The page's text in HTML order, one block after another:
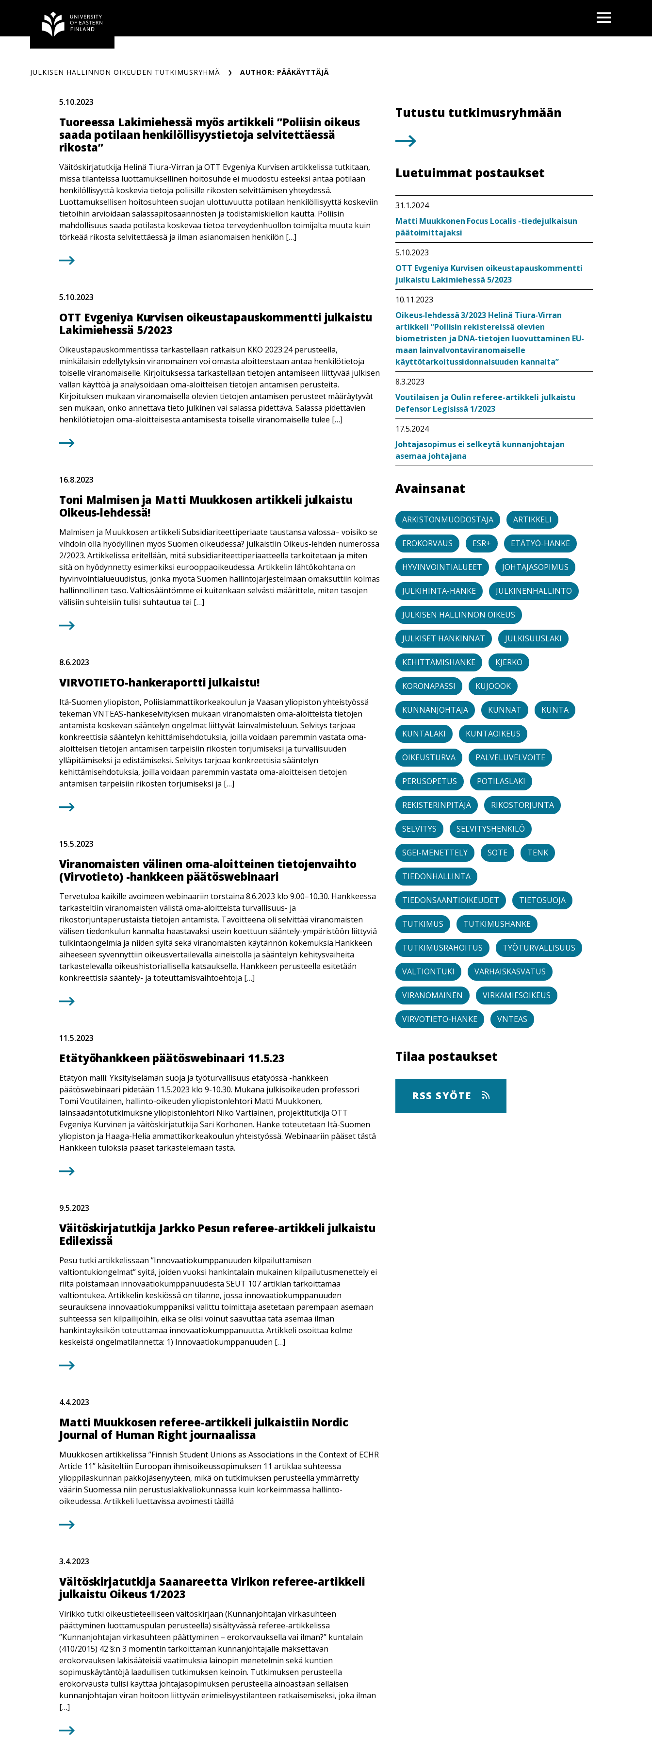
JULKISEN HALLINNON OIKEUDEN TUTKIMUSRYHMÄ AUTHOR: PÄÄKÄYTTÄJÄ
5.10.2023
Tuoreessa Lakimiehessä myös artikkeli ”Poliisin oikeus
saada potilaan henkilöllisyystietoja selvitettäessä
rikosta”
Väitöskirjatutkija Helinä Tiura-Virran ja OTT Evgeniya Kurvisen artikkelissa tutkitaan,
missä tilanteissa luottamuksellinen hoitosuhde ei muodostu esteeksi antaa potilaan
henkilöllisyyttä koskevia tietoja poliisille rikosten selvittämisen yhteydessä.
Luottamuksellisen hoitosuhteen suojan ulottuvuutta potilaan henkilöllisyyttä koskeviin
tietoihin arvioidaan salassapitosäännösten ja todistamiskiellon kautta. Poliisin
mahdollisuus saada potilasta koskevaa tietoa terveydenhuollon toimijalta muuta kuin
törkeää rikosta selvitettäessä ja ilman asianomaisen henkilön […]
5.10.2023
OTT Evgeniya Kurvisen oikeustapauskommentti julkaistu
Lakimiehessä 5/2023
Oikeustapauskommentissa tarkastellaan ratkaisun KKO 2023:24 perusteella,
minkälaisin edellytyksin viranomainen voi omasta aloitteestaan antaa henkilötietoja
toiselle viranomaiselle. Kirjoituksessa tarkastellaan tietojen antamiseen liittyvää julkisen
vallan käyttöä ja analysoidaan oma-aloitteisen tietojen antamisen perusteita.
Kirjoituksen mukaan viranomaisella olevien tietojen antamisen perusteet määräytyvät
sen mukaan, onko annettava tieto julkinen vai salassa pidettävä. Salassa pidettävien
henkilötietojen oma-aloitteisesta antamisesta toiselle viranomaiselle tulee […]
16.8.2023
Toni Malmisen ja Matti Muukkosen artikkeli julkaistu
Oikeus-lehdessä!
Malmisen ja Muukkosen artikkeli Subsidiariteettiperiaate taustansa valossa– voisiko se
vihdoin olla hyödyllinen myös Suomen oikeudessa? julkaistiin Oikeus-lehden numerossa
2/2023. Artikkelissa eritellään, mitä subsidiariteettiperiaatteella tarkoitetaan ja miten
sitä on hyödynnetty esimerkiksi eurooppaoikeudessa. Artikkelin lähtökohtana on
hyvinvointialueuudistus, jonka myötä Suomen hallintojärjestelmään omaksuttiin kolmas
hallinnollinen taso. Valtiosääntömme ei kuitenkaan selvästi määrittele, miten tasojen
välisiin suhteisiin tulisi suhtautua tai […]
8.6.2023
VIRVOTIETO-hankeraportti julkaistu!
Itä-Suomen yliopiston, Poliisiammattikorkeakoulun ja Vaasan yliopiston yhteistyössä
tekemän VNTEAS-hankeselvityksen mukaan viranomaisten oma-aloitteista tietojen
antamista koskevan sääntelyn ongelmat liittyvät lainvalmisteluun. Selvitys tarjoaa
konkreettisia sääntelyn kehittämisehdotuksia, joilla voidaan paremmin vastata oma-
aloitteisen tietojen antamisen tarpeisiin rikosten torjumiseksi ja turvallisuuden
ylläpitämiseksi ja edistämiseksi. Selvitys tarjoaa konkreettisia sääntelyn
kehittämisehdotuksia, joilla voidaan paremmin vastata oma-aloitteisen tietojen
antamisen tarpeisiin rikosten torjumiseksi ja […]
15.5.2023
Viranomaisten välinen oma-aloitteinen tietojenvaihto
(Virvotieto) -hankkeen päätöswebinaari
Tervetuloa kaikille avoimeen webinaariin torstaina 8.6.2023 klo 9.00–10.30. Hankkeessa
tarkasteltiin viranomaisten välistä oma-aloitteista turvallisuus- ja
rikostorjuntaperustaista tietojen antamista. Tavoitteena oli selvittää viranomaisten
välisen tiedonkulun kannalta haastavaksi usein koettuun sääntely-ympäristöön liittyviä
tulkintaongelmia ja niiden syitä sekä viranomaisten käytännön kokemuksia.Hankkeen
aiheeseen syvennyttiin oikeusvertailevalla aineistolla ja sääntelyn kehitysvaiheita
tarkastelevalla oikeushistoriallisella katsauksella. Hankkeen perusteella esitetään
konkreettisia sääntely- ja toteuttamisvaihtoehtoja […]
11.5.2023
Etätyöhankkeen päätöswebinaari 11.5.23
Etätyön malli: Yksityiselämän suoja ja työturvallisuus etätyössä -hankkeen
päätöswebinaari pidetään 11.5.2023 klo 9-10.30. Mukana julkisoikeuden professori
Tomi Voutilainen, hallinto-oikeuden yliopistonlehtori Matti Muukkonen,
lainsäädäntötutkimuksne yliopistonlehtori Niko Vartiainen, projektitutkija OTT
Evgeniya Kurvinen ja väitöskirjatutkija Sari Korhonen. Hanke toteutetaan Itä-Suomen
yliopiston ja Haaga-Helia ammattikorkeakoulun yhteistyössä. Webinaariin pääset tästä
Hankkeen tuloksia pääset tarkastelemaan tästä.
9.5.2023
Väitöskirjatutkija Jarkko Pesun referee-artikkeli julkaistu
Edilexissä
Pesu tutki artikkelissaan ”Innovaatiokumppanuuden kilpailuttamisen
valtiontukiongelmat” syitä, joiden vuoksi hankintalain mukainen kilpailutusmenettely ei
riitä poistamaan innovaatiokumppanuudesta SEUT 107 artiklan tarkoittamaa
valtiontukea. Artikkelin keskiössä on tilanne, jossa innovaatiokumppanuuden
seurauksena innovaatiokumppaniksi valittu toimittaja asetetaan parempaan asemaan
suhteessa sen kilpailijoihin, eikä se olisi voinut saavuttaa tätä asemaa ilman
hankintayksikön toteuttamaa innovaatiokumppanuutta. Artikkeli osoittaa kolme
keskeistä ongelmatilannetta: 1) Innovaatiokumppanuuden […]
4.4.2023
Matti Muukkosen referee-artikkeli julkaistiin Nordic
Journal of Human Right journaalissa
Muukkosen artikkelissa ”Finnish Student Unions as Associations in the Context of ECHR
Article 11” käsiteltiin Euroopan ihmisoikeussopimuksen 11 artiklaa suhteessa
ylioppilaskunnan pakkojäsenyyteen, mikä on tutkimuksen perusteella ymmärretty
väärin Suomessa niin perustuslakivaliokunnassa kuin korkeimmassa hallinto-
oikeudessa. Artikkeli luettavissa avoimesti täällä
3.4.2023
Väitöskirjatutkija Saanareetta Virikon referee-artikkeli
julkaistu Oikeus 1/2023
Virikko tutki oikeustieteelliseen väitöskirjaan (Kunnanjohtajan virkasuhteen
päättyminen luottamuspulan perusteella) sisältyvässä referee-artikkelissa
”Kunnanjohtajan virkasuhteen päättyminen – erokorvauksella vai ilman?” kuntalain
(410/2015) 42 §:n 3 momentin tarkoittaman kunnanjohtajalle maksettavan
erokorvauksen lakisääteisiä vaatimuksia lainopin menetelmin sekä kuntien
sopimuskäytäntöjä laadullisen tutkimuksen keinoin. Tutkimuksen perusteella
erokorvausta tulisi käyttää johtajasopimuksen perusteella ainoastaan sellaisen
kunnanjohtajan viran hoitoon liittyvän erimielisyystilanteen ratkaisemiseksi, joka ilman
[…]
Tutustu tutkimusryhmään
Luetuimmat postaukset
31.1.2024
Matti Muukkonen Focus Localis -tiedejulkaisun
päätoimittajaksi
5.10.2023
OTT Evgeniya Kurvisen oikeustapauskommentti
julkaistu Lakimiehessä 5/2023
10.11.2023
Oikeus-lehdessä 3/2023 Helinä Tiura-Virran
artikkeli ”Poliisin rekistereissä olevien
biometristen ja DNA-tietojen luovuttaminen EU-
maan lainvalvontaviranomaiselle
käyttötarkoitussidonnaisuuden kannalta”
8.3.2023
Voutilaisen ja Oulin referee-artikkeli julkaistu
Defensor Legisissä 1/2023
17.5.2024
Johtajasopimus ei selkeytä kunnanjohtajan
asemaa johtajana
Avainsanat
ARKISTONMUODOSTAJA ARTIKKELI
EROKORVAUS ESR+ ETÄTYÖ-HANKE
HYVINVOINTIALUEET JOHTAJASOPIMUS
JULKIHINTA-HANKE JULKINENHALLINTO
JULKISEN HALLINNON OIKEUS
JULKISET HANKINNAT JULKISUUSLAKI
KEHITTÄMISHANKE KJERKO
KORONAPASSI KUJOOOK
KUNNANJOHTAJA KUNNAT KUNTA
KUNTALAKI KUNTAOIKEUS
OIKEUSTURVA PALVELUVELVOITE
PERUSOPETUS POTILASLAKI
REKISTERINPITÄJÄ RIKOSTORJUNTA
SELVITYS SELVITYSHENKILÖ
SGEI-MENETTELY SOTE TENK
TIEDONHALLINTA
TIEDONSAANTIOIKEUDET TIETOSUOJA
TUTKIMUS TUTKIMUSHANKE
TUTKIMUSRAHOITUS TYÖTURVALLISUUS
VALTIONTUKI VARHAISKASVATUS
VIRANOMAINEN VIRKAMIESOIKEUS
VIRVOTIETO-HANKE VNTEAS
Tilaa postaukset
RSS SYÖTE